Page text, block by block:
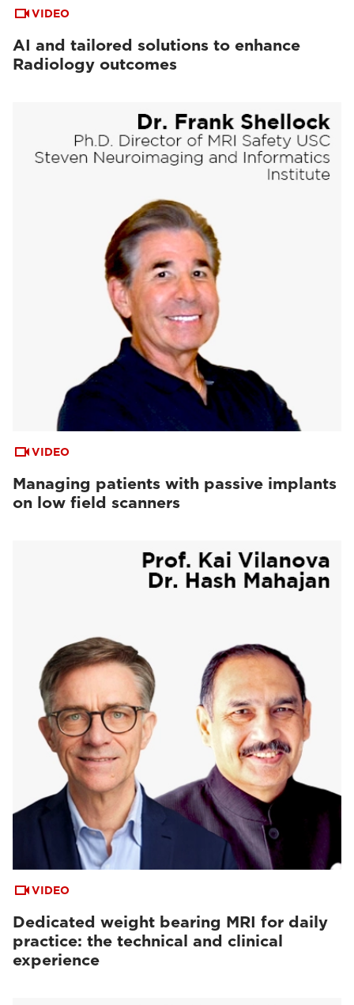
VIDEO
AI and tailored solutions to enhance
Radiology outcomes
VIDEO
Managing patients with passive implants
on low field scanners
VIDEO
Dedicated weight bearing MRI for daily
practice: the technical and clinical
experience